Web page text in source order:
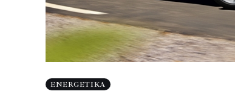
ENERGETIKA